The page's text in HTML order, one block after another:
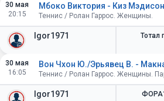
30 мая
20:15
Igor1971
Мбоко Виктория - Киз Мэдисон
Теннис / Ролан Гаррос. Женщины.
Тотал
30 мая
16:05
Igor1971
Теннис / Ролан Гаррос. Женщины.